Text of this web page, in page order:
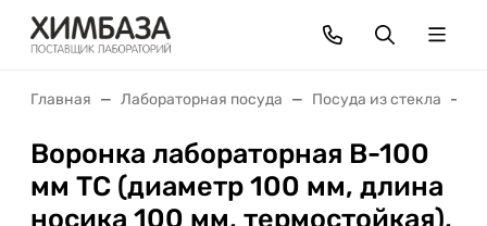
Главная Лабораторная посуда Посуда из стекла
Воронка лабораторная В-100
мм ТС (диаметр 100 мм, длина
носика 100 мм, термостойкая),